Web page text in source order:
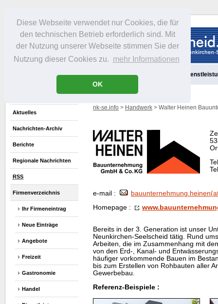
Diese Webseite verwendet nur Cookies, die für
den technischen Betrieb erforderlich sind. Mit
der Nutzung unserer Webseite stimmen Sie der
Nutzung dieser Cookies zu. mehr Informationen
OK
Portrait Freizeit Gastronomie
Aktuelles
Nachrichten-Archiv
Berichte
Regionale Nachrichten
RSS
Firmenverzeichnis
Ihr Firmeneintrag
Neue Einträge
Angebote
Freizeit
Gastronomie
Handel
nk-se.info > Handwerk > Walter Heinen
e-mail :
Homepage :
Bereits in der 3. Generation ist unser
Neunkirchen-Seelscheid tätig. Rund
Arbeiten, die im Zusammenhang mit
von den Erd-, Kanal- und
häufiger vorkommende Bauen im
bis zum Erstellen von Rohbauten aller
Gewerbebau.
Referenz-Beispiele :